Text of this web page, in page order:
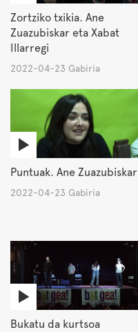
Zortziko txikia. Ane
Zuazubiskar eta Xabat
Illarregi
2022-04-23 Gabiria
Puntuak. Ane Zuazubiskar
2022-04-23 Gabiria
Bukatu da kurtsoa